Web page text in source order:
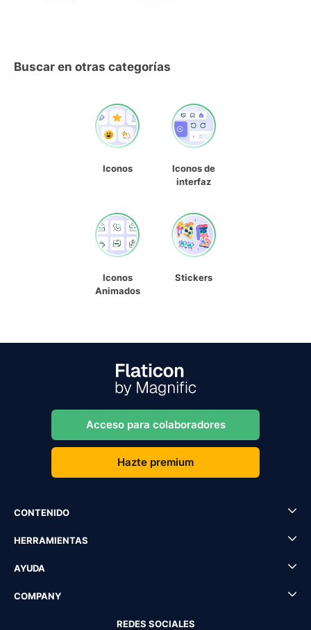
Buscar en otras categorías
Iconos
Iconos de
interfaz
Iconos
Animados
Stickers
Acceso para colaboradores
Hazte premium
CONTENIDO
HERRAMIENTAS
AYUDA
COMPANY
REDES SOCIALES